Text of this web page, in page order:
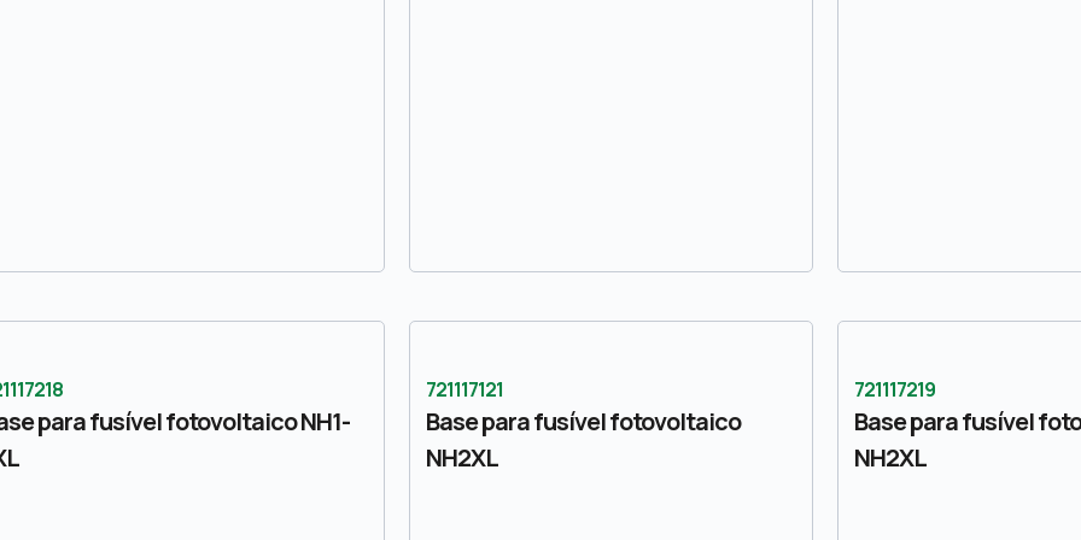
para fusível fotovoltaico NH1-
721117121
Base para fusível fotovoltaico
NH2XL
721117219
Base para fusível
NH2XL